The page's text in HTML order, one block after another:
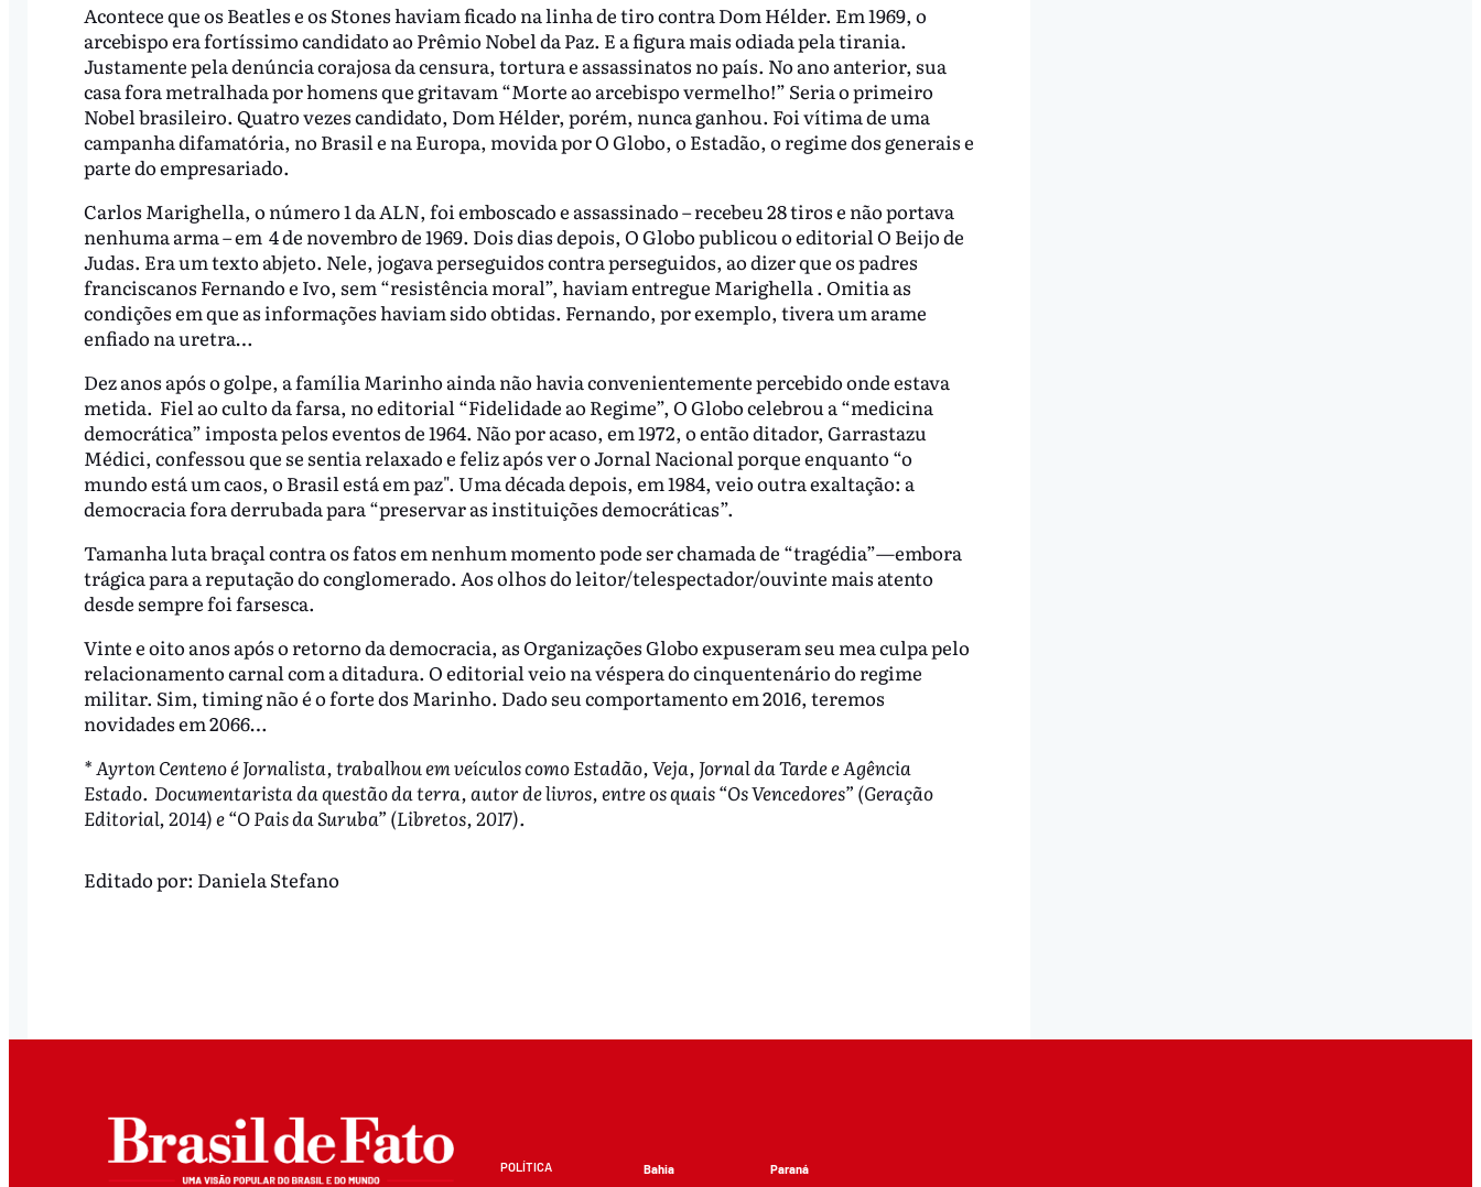
Acontece que os Beatles e os Stones haviam ficado na linha de tiro contra Dom Hélder. Em 1969, o
arcebispo era fortíssimo candidato ao Prêmio Nobel da Paz. E a figura mais odiada pela tirania.
Justamente pela denúncia corajosa da censura, tortura e assassinatos no país. No ano anterior, sua
casa fora metralhada por homens que gritavam “Morte ao arcebispo vermelho!” Seria o primeiro
Nobel brasileiro. Quatro vezes candidato, Dom Hélder, porém, nunca ganhou. Foi vítima de uma
campanha difamatória, no Brasil e na Europa, movida por O Globo, o Estadão, o regime dos generais e
parte do empresariado.
Carlos Marighella, o número 1 da ALN, foi emboscado e assassinado – recebeu 28 tiros e não portava
nenhuma arma – em 4 de novembro de 1969. Dois dias depois, O Globo publicou o editorial O Beijo de
Judas. Era um texto abjeto. Nele, jogava perseguidos contra perseguidos, ao dizer que os padres
franciscanos Fernando e Ivo, sem “resistência moral”, haviam entregue Marighella . Omitia as
condições em que as informações haviam sido obtidas. Fernando, por exemplo, tivera um arame
enfiado na uretra…
Dez anos após o golpe, a família Marinho ainda não havia convenientemente percebido onde estava
metida. Fiel ao culto da farsa, no editorial “Fidelidade ao Regime”, O Globo celebrou a “medicina
democrática” imposta pelos eventos de 1964. Não por acaso, em 1972, o então ditador, Garrastazu
Médici, confessou que se sentia relaxado e feliz após ver o Jornal Nacional porque enquanto “o
mundo está um caos, o Brasil está em paz". Uma década depois, em 1984, veio outra exaltação: a
democracia fora derrubada para “preservar as instituições democráticas”.
Tamanha luta braçal contra os fatos em nenhum momento pode ser chamada de “tragédia”—embora
trágica para a reputação do conglomerado. Aos olhos do leitor/telespectador/ouvinte mais atento
desde sempre foi farsesca.
Vinte e oito anos após o retorno da democracia, as Organizações Globo expuseram seu mea culpa pelo
relacionamento carnal com a ditadura. O editorial veio na véspera do cinquentenário do regime
militar. Sim, timing não é o forte dos Marinho. Dado seu comportamento em 2016, teremos
novidades em 2066…
* Ayrton Centeno é Jornalista, trabalhou em veículos como Estadão, Veja, Jornal da Tarde e Agência
Estado. Documentarista da questão da terra, autor de livros, entre os quais “Os Vencedores” (Geração
Editorial, 2014) e “O Pais da Suruba” (Libretos, 2017).
Editado por: Daniela Stefano
POLÍTICA Bahia Paraná